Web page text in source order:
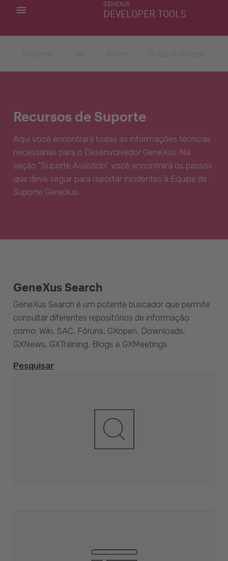
GENEXUS
DEVELOPER TOOLS
MINHAS APLICACÕES
Recursos de Suporte
Aqui você encontrará todas as informações técnicas
necessárias para o Desenvolvedor GeneXus. Na
seção "Suporte Assistido" você encontrará os passos
que deve seguir para reportar incidentes à Equipe de
Suporte GeneXus.
GeneXus Search
GeneXus Search é um potente buscador que permite
consultar diferentes repositórios de informação
como: Wiki, SAC, Fóruns, GXopen, Downloads,
GXNews, GXTraining, Blogs e GXMeetings.
Pesquisar